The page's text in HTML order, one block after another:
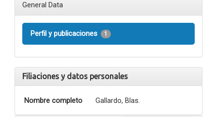
General Data
Perfil y publicaciones 1
Filiaciones y datos personales
Nombre completo Gallardo, Blas.